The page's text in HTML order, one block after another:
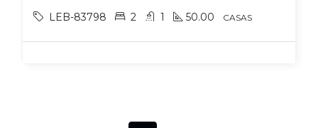
LEB-83798 2 1 50.00 CASAS